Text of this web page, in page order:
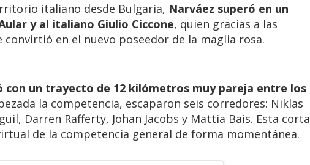
italiano desde Bulgaria, Narváez superó en un
y al italiano Giulio Ciccone, quien gracias a las
en el nuevo poseedor de la maglia rosa.
un trayecto de 12 kilómetros muy pareja entre los
la competencia, escaparon seis corredores: Niklas
Darren Rafferty, Johan Jacobs y Mattia Bais. Esta corta
de la competencia general de forma momentánea.